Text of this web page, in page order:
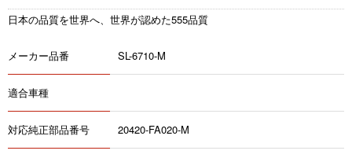
日本の品質を世界へ、世界が認めた555品質
メーカー品番 SL-6710-M
適合車種
対応純正部品番号 20420-FA020-M